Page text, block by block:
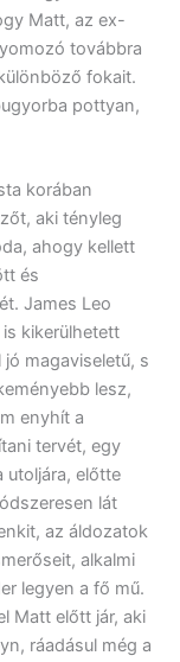
Matt, az ex-
továbbra
fokait.
pottyan,
korában
aki tényleg
ahogy kellett
és
James Leo
kikerülhetett
magaviseletű, s
lesz,
enyhít a
tervét, egy
utoljára, előtte
lát
az áldozatok
alkalmi
legyen a fő mű.
Matt előtt jár, aki
ráadásul még a